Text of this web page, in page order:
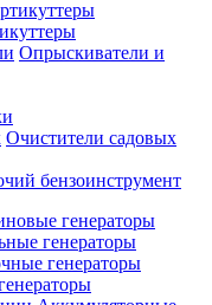
Опрыскиватели и
Очистители садовых
бензоинструмент
генераторы
генераторы
генераторы